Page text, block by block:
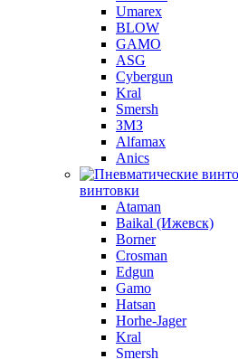
Umarex
BLOW
GAMO
ASG
Cybergun
Kral
Smersh
ЗМЗ
Alfamax
Anics
винтовки
Ataman
Baikal (Ижевск)
Borner
Crosman
Edgun
Gamo
Hatsan
Horhe-Jager
Kral
Smersh